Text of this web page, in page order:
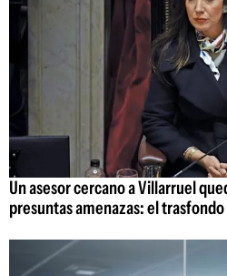
Un asesor cercano a Villarruel
presuntas amenazas: el